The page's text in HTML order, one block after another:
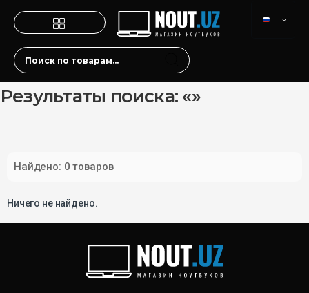
Результаты поиска: «»
Найдено: 0 товаров
Ничего не найдено.